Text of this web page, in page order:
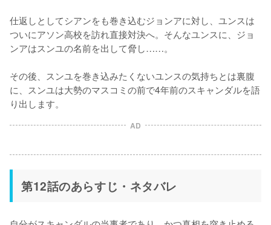
仕返しとしてシアンをも巻き込むジョンアに対し、ユンスは
ついにアソン高校を訪れ直接対決へ。そんなユンスに、ジョ
ンアはスンユの名前を出して脅し……。
その後、スンユを巻き込みたくないユンスの気持ちとは裏腹
に、スンユは大勢のマスコミの前で4年前のスキャンダルを語
り出します。
AD
第12話のあらすじ・ネタバレ